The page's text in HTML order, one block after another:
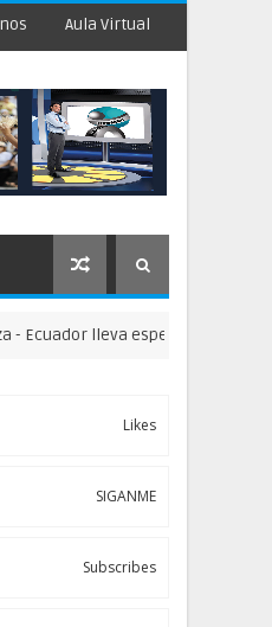
Aula Virtual
lleva esperanza y
Likes
SIGANME
Subscribes